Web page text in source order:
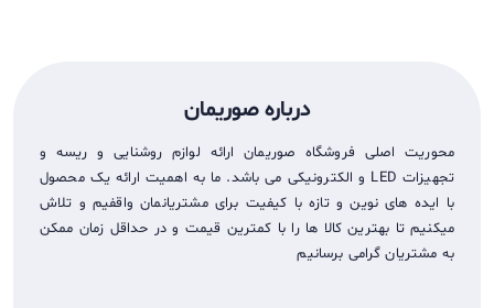
درباره صوریمان
محوریت اصلی فروشگاه صوریمان ارائه لوازم روشنایی و ریسه و
تجهيزات LED و الکترونیکی می باشد. ما به اهمیت ارائه یک محصول
با ایده های نوین و تازه با کیفیت برای مشتریانمان واقفیم و تلاش
میکنیم تا بهترین کالا ها را با کمترین قیمت و در حداقل زمان ممکن
به مشتریان گرامی برسانیم